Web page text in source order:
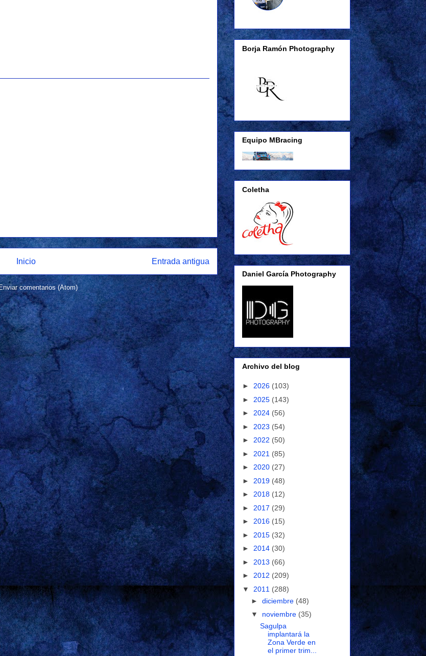
Entrada antigua
Inicio
comentarios (Atom)
Borja Ramón Photography
Equipo MBracing
Coletha
Daniel García Photography
Archivo del blog
► 2026 (103)
► 2025 (143)
► 2024 (56)
► 2023 (54)
► 2022 (50)
► 2021 (85)
► 2020 (27)
► 2019 (48)
► 2018 (12)
► 2017 (29)
► 2016 (15)
► 2015 (32)
► 2014 (30)
► 2013 (66)
► 2012 (209)
▼ 2011 (288)
► diciembre (48)
▼ noviembre (35)
Sagulpa
implantará la
Zona Verde en
el primer trim...